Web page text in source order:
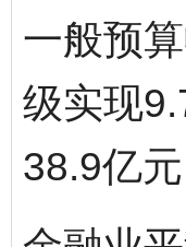
一般预
级实现
38.9亿